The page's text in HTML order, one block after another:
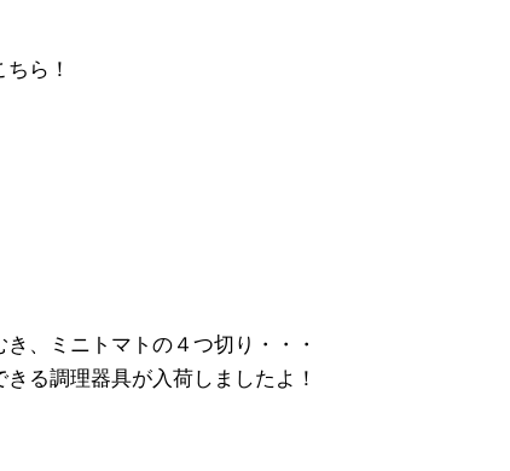
ら！
、ミニトマトの４つ切り・・・
る調理器具が入荷しましたよ！